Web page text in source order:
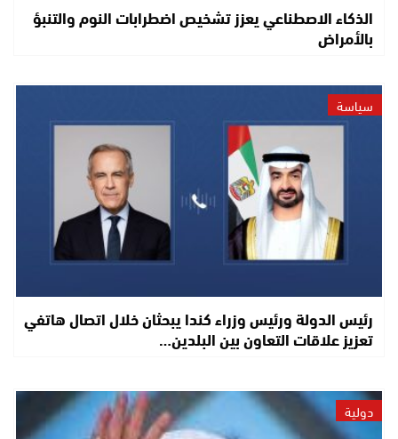
الذكاء الاصطناعي يعزز تشخيص اضطرابات النوم والتنبؤ
بالأمراض
سياسة
رئيس الدولة ورئيس وزراء كندا يبحثان خلال اتصال هاتفي
تعزيز علاقات التعاون بين البلدين…
دولية